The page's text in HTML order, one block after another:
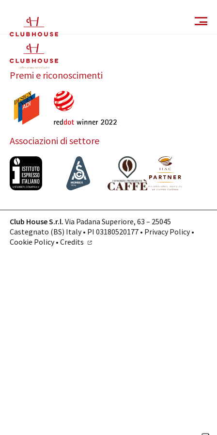
Catalogo
Finiture e Collezioni
Magazine
Azienda
Contatti
SHOP ONLINE CHIAMA
EN
Premi e riconoscimenti
Associazioni di settore
Club House S.r.l. Via Padana Superiore, 63 – 25045
Castegnato (BS) Italy • PI 03180520177 • Privacy Policy•
Cookie Policy• Credits